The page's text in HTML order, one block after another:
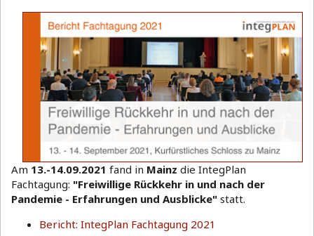
Am 13.-14.09.2021 fand in Mainz die IntegPlan
Fachtagung: "Freiwillige Rückkehr in und nach der
Pandemie - Erfahrungen und Ausblicke" statt.
Bericht: IntegPlan Fachtagung 2021